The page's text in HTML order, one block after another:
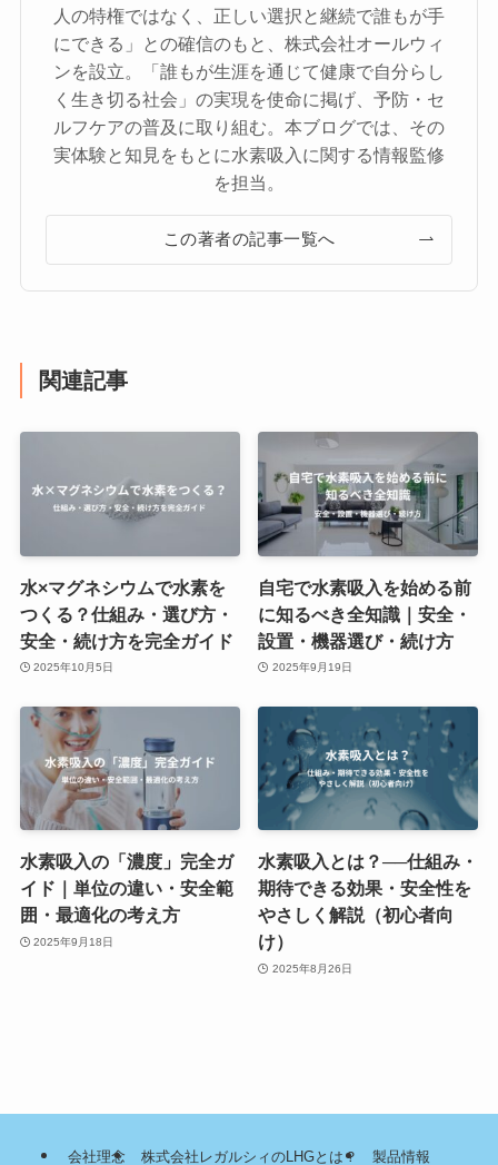
人の特権ではなく、正しい選択と継続で誰もが手
にできる」との確信のもと、株式会社オールウィ
ンを設立。「誰もが生涯を通じて健康で自分らし
く生き切る社会」の実現を使命に掲げ、予防・セ
ルフケアの普及に取り組む。本ブログでは、その
実体験と知見をもとに水素吸入に関する情報監修
を担当。
この著者の記事一覧へ
関連記事
水×マグネシウムで水素を
つくる？仕組み・選び方・
安全・続け方を完全ガイド
2025年10月5日
自宅で水素吸入を始める前
に知るべき全知識｜安全・
設置・機器選び・続け方
2025年9月19日
水素吸入の「濃度」完全ガ
イド｜単位の違い・安全範
囲・最適化の考え方
2025年9月18日
水素吸入とは？──仕組み・
期待できる効果・安全性を
やさしく解説（初心者向
け）
2025年8月26日
会社理念 株式会社レガルシィのLHGとは？ 製品情報